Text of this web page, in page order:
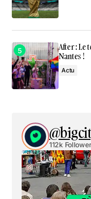
After : Le
Nantes !
Actu
112k